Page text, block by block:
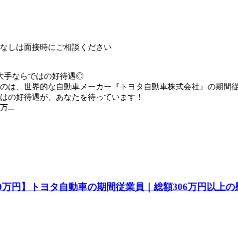
しは面接時にご相談ください
手ならではの好待遇◎
は、世界的な自動車メーカー『トヨタ自動車株式会社』の期間従
の好待遇が、あなたを待っています！
...
万円】トヨタ自動車の期間従業員｜総額306万円以上